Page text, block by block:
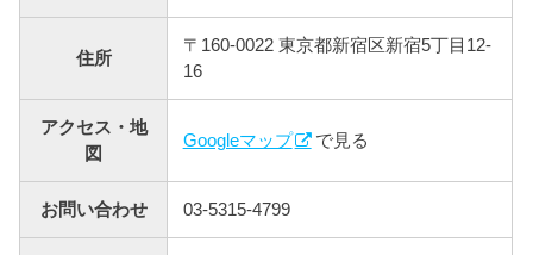
住所
〒160-0022 東京都新宿区新宿5丁目12-
16
アクセス・地
図
Googleマップ で見る
お問い合わせ 03-5315-4799